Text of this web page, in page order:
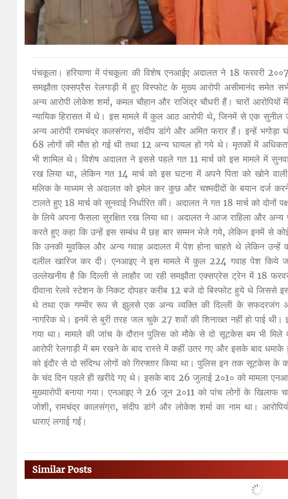
पंचकूला। हरियाणा में पंचकूला की विशेष एनआईए अदालत ने 18 फरवरी
समझौता एक्सप्रैस रेलगाड़ी में हुए विस्फोट के मुख्य आरोपी असीमानंद समेत
अन्य आरोपी लोकेश शर्मा, कमल चौहान और राजिंद्र चौधरी हैं। चारों
न्यायिक हिरासत में थे। इस मामले में कुल आठ आरोपी थे, जिनमें से एक सुनील
अन्य आरोपी रामचंद्र कलसंगरा, संदीप डांगे और अमित फरार हैं। इन्हें भगोड़ा
68 लोगों की मौत हो गई थी तथा 12 अन्य घायल हो गये थे। मृतकों में
भी शामिल थे। विशेष अदालत ने इससे पहले गत 11 मार्च को इस मामले में
रख लिया था, लेकिन गत 14 मार्च को इस घटना में अपने पिता को खोने वाली
मलिक के माध्यम से अदालत को इमेल कर कुछ और चश्मदीदों के बयान दर्ज
टालते हुए 18 मार्च को सुनवाई निर्धारित की। अदालत ने गत 18 मार्च को
के लिये अपना फैसला सुरक्षित रख लिया था। अदालत ने आज राहिला और अन्य
करते हुए कहा कि उन्हें इस सम्बंध में छह बार सम्मन भेजे गये, लेकिन इनमें से
कि उनकी मुवकिल और अन्य गवाह अदालत में पेश होना चाहते थे लेकिन उन्हें
दलील खारिज कर दी। एनआइए ने इस मामले में कुल 224 गवाह पेश किये
उल्लेखनीय है कि दिल्ली से लाहौर जा रही समझौता एक्सप्रेस ट्रेन में 18
दीवाना रेलवे स्टेशन के निकट दोपहर करीब 12 बजे दो बिस्फोट हुये थे जिससे
थे तथा एक गम्भीर रूप से झुलसे एक अन्य व्यक्ति की दिल्ली के सफदरजंग
नागरिक थे। इनमें से बुरी तरह जल चुके 27 शवों की शिनाख्त नहीं हो पाई
गया था। मामले की जांच के दौरान पुलिस को मौके से दो सूटकेस बम भी
आरोपी रेलगाड़ी में बम रखने के बाद रास्ते में कहीं उतर गए और इसके बाद
को इंदौर से दो संदिग्ध लोगों को गिरफ्तार किया था। पुलिस इन तक सूटकेस
के चंद दिन पहले ही खरीदे गए थे। इसके बाद 26 जुलाई 2०1० को मामला
मुख्यारोपी बनाया गया। एनआइए ने 26 जून 2०11 को पांच लोगों के खिलाफ
जोशी, रामचंद्र कालसंग्रा, संदीप डांगे और लोकेश शर्मा का नाम था।
धाराएं लगाई गईं।
Similar Posts